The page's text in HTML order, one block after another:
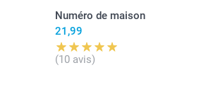
Numéro de maison
21,99
(10 avis)